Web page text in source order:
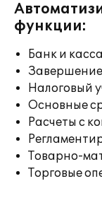
функции:
Банк и касса
Налоговый
Основные
Расчеты с
Товарно-
Торговые